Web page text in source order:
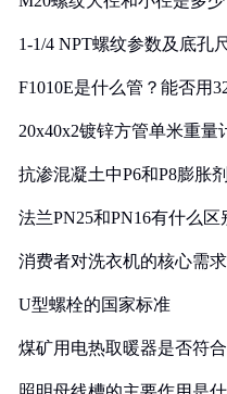
1-1/4 NPT螺纹参数及底孔
F1010E是什么管？能否用
20x40x2镀锌方管单米重量
抗渗混凝土中P6和P8膨胀
法兰PN25和PN16有什么区
消费者对洗衣机的核心需
U型螺栓的国家标准
煤矿用电热取暖器是否符